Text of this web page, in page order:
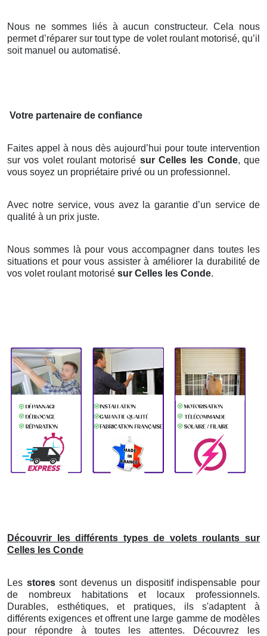
Nous ne sommes liés à aucun constructeur. Cela nous
permet d’réparer sur tout type de volet roulant motorisé, qu’il
soit manuel ou automatisé.
Votre partenaire de confiance
Faites appel à nous dès aujourd’hui pour toute intervention
sur vos volet roulant motorisé sur Celles les Conde, que
vous soyez un propriétaire privé ou un professionnel.
Avec notre service, vous avez la garantie d’un service de
qualité à un prix juste.
Nous sommes là pour vous accompagner dans toutes les
situations et pour vous assister à améliorer la durabilité de
vos volet roulant motorisé sur Celles les Conde.
Découvrir les différents types de volets roulants sur
Celles les Conde
Les storessont devenus un dispositif indispensable pour
de nombreux habitations et locaux professionnels.
Durables, esthétiques, et pratiques, ils s'adaptent à
différents exigences et offrent une large gamme de modèles
pour répondre à toutes les attentes. Découvrez les